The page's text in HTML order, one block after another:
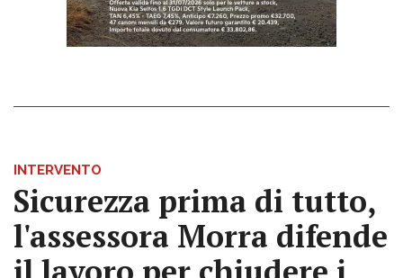
INTERVENTO
Sicurezza prima di tutto,
l'assessora Morra difende